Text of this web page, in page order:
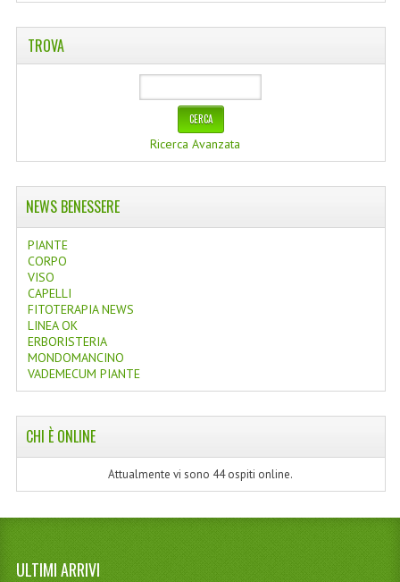
TUMBLR
SCAMBIO LINKS
TROVA
Ricerca Avanzata
NEWS BENESSERE
PIANTE
CORPO
VISO
CAPELLI
FITOTERAPIA NEWS
LINEA OK
ERBORISTERIA
MONDOMANCINO
VADEMECUM PIANTE
CHI È ONLINE
Attualmente vi sono 44 ospiti online.
ULTIMI ARRIVI